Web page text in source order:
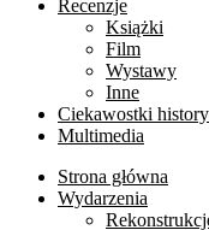
Recenzje
Książki
Film
Wystawy
Inne
Ciekawostki
Multimedia
Strona główna
Wydarzenia